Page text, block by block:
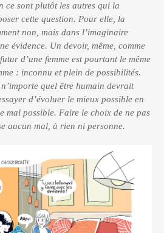
ce sont plutôt les autres qui la
cette question. Pour elle, la
non, mais dans l’imaginaire
évidence. Un devoir, même, comme
d’une femme est pourtant le même
: inconnu et plein de possibilités.
quel être humain devrait
d’évoluer le mieux possible en
mal possible. Faire le choix de ne pas
aucun mal, à rien ni personne.